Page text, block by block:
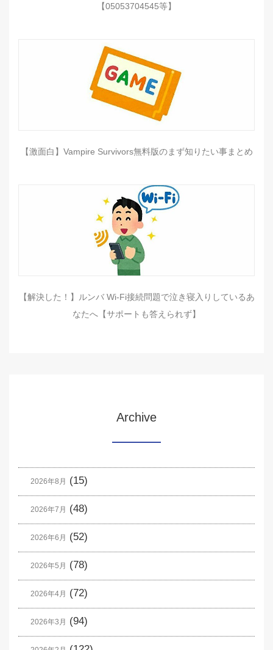
【05053704545等】
【激面白】Vampire Survivors無料版のまず知りたい事まとめ
【解決した！】ルンバ Wi-Fi接続問題で泣き寝入りしているあ
なたへ【サポートも答えられず】
Archive
2026年8月 (15)
2026年7月 (48)
2026年6月 (52)
2026年5月 (78)
2026年4月 (72)
2026年3月 (94)